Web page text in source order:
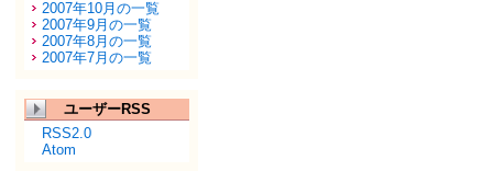
2007年10月の一覧
2007年9月の一覧
2007年8月の一覧
2007年7月の一覧
ユーザーRSS
RSS2.0
Atom